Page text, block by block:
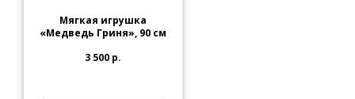
Мягкая игрушка
«Медведь Гриня», 90 см
3 500 р.